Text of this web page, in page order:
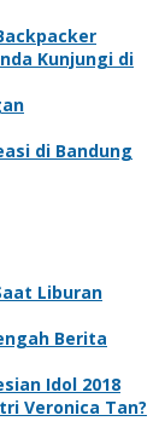
Kunjungi di
di Bandung
Liburan
Berita
Idol 2018
Veronica Tan?